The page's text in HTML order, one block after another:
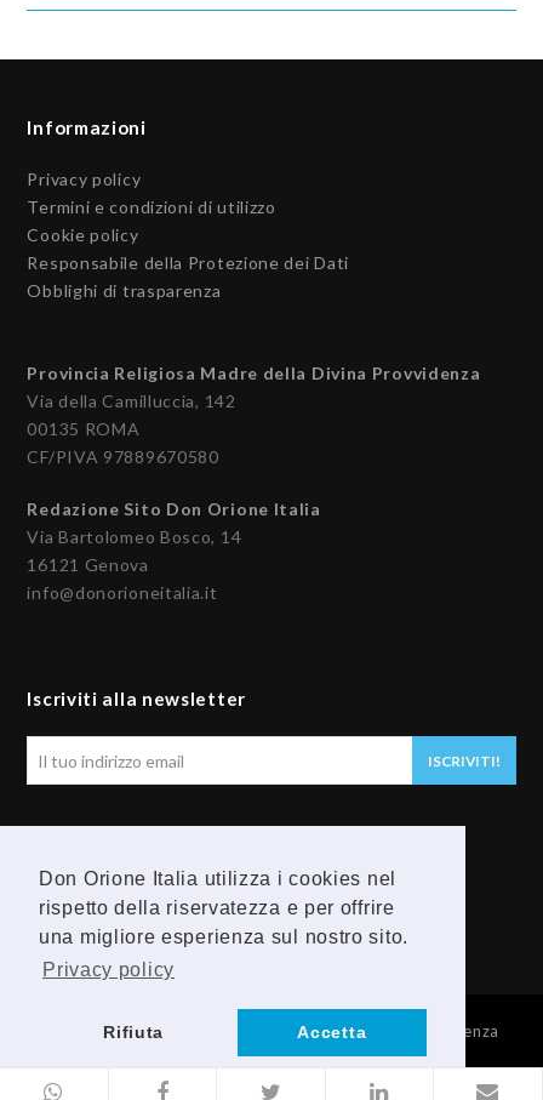
Don Orione Italia utilizza i cookies nel
rispetto della riservatezza e per offrire
una migliore esperienza sul nostro sito.
Privacy policy
Rifiuta Accetta
Informazioni
Privacy policy
Termini e condizioni di utilizzo
Cookie policy
Responsabile della Protezione dei Dati
Obblighi di trasparenza
Provincia Religiosa Madre della Divina Provvidenza
Via della Camilluccia, 142
00135 ROMA
CF/PIVA 97889670580
Redazione Sito Don Orione Italia
Via Bartolomeo Bosco, 14
16121 Genova
info@donorioneitalia.it
Iscriviti alla newsletter
tuo
ISCRIVITI!
F
b
Y
o
t
© 2026 Provincia Religiosa Madre della Divina Provvidenza